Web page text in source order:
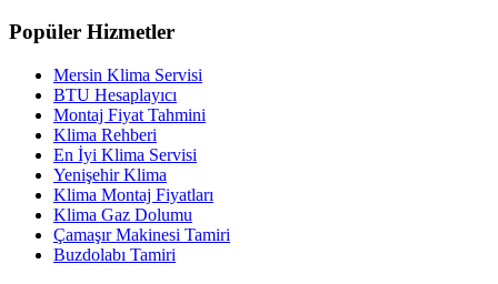
Popüler Hizmetler
Mersin Klima Servisi
BTU Hesaplayıcı
Montaj Fiyat Tahmini
Klima Rehberi
En İyi Klima Servisi
Yenişehir Klima
Klima Montaj Fiyatları
Klima Gaz Dolumu
Çamaşır Makinesi Tamiri
Buzdolabı Tamiri